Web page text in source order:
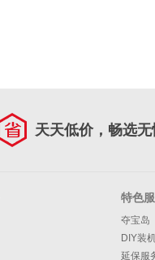
天天低价，畅选无
特色
夺宝岛
DIY装
延保服